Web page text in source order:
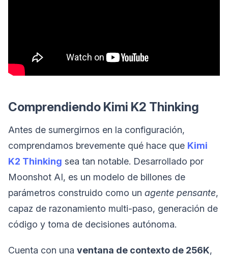
Comprendiendo Kimi K2 Thinking
Antes de sumergirnos en la configuración,
comprendamos brevemente qué hace que Kimi
K2 Thinking sea tan notable. Desarrollado por
Moonshot AI, es un modelo de billones de
parámetros construido como un agente pensante,
capaz de razonamiento multi-paso, generación de
código y toma de decisiones autónoma.
Cuenta con una ventana de contexto de 256K,